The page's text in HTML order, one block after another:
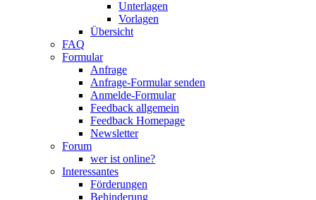
Unterlagen
Vorlagen
Übersicht
FAQ
Formular
Anfrage
Anfrage-Formular senden
Anmelde-Formular
Feedback allgemein
Feedback Homepage
Newsletter
Forum
wer ist online?
Interessantes
Förderungen
Behinderung